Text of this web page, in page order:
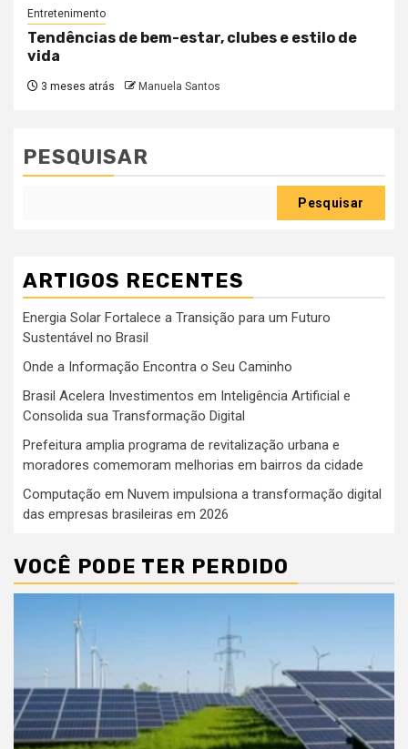
Entretenimento
Tendências de bem-estar, clubes e estilo de
vida
3 meses atrás Manuela Santos
PESQUISAR
Pesquisar
ARTIGOS RECENTES
Energia Solar Fortalece a Transição para um Futuro
Sustentável no Brasil
Onde a Informação Encontra o Seu Caminho
Brasil Acelera Investimentos em Inteligência Artificial e
Consolida sua Transformação Digital
Prefeitura amplia programa de revitalização urbana e
moradores comemoram melhorias em bairros da cidade
Computação em Nuvem impulsiona a transformação digital
das empresas brasileiras em 2026
VOCÊ PODE TER PERDIDO